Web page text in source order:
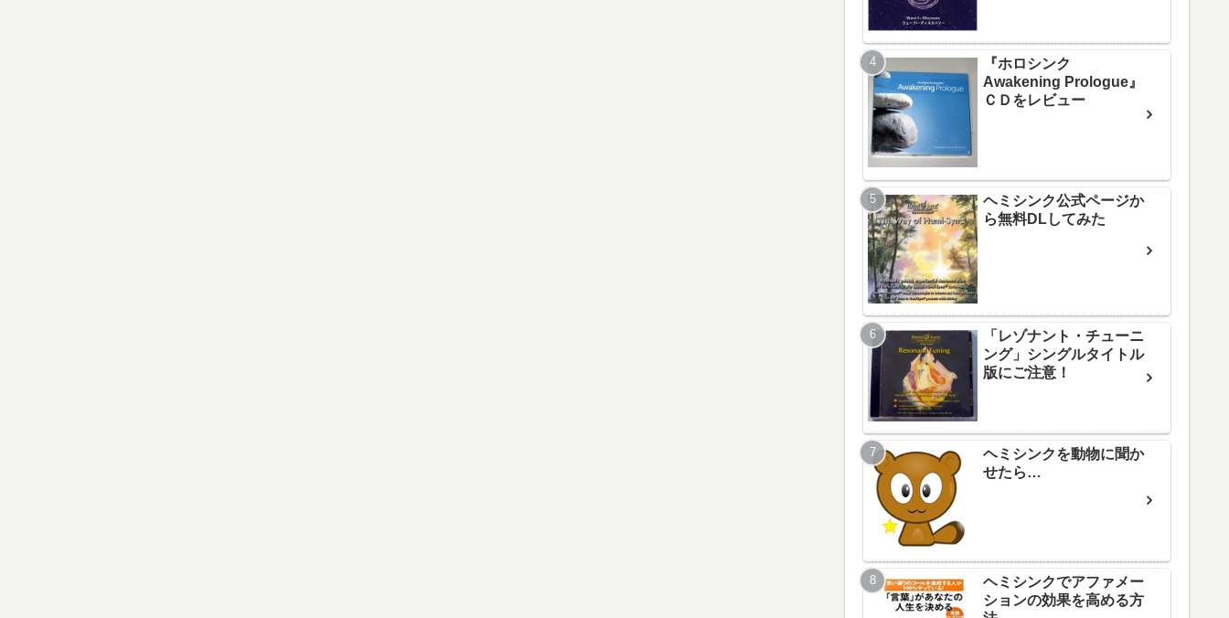
『ホロシンク
Awakening Prologue』
ＣＤをレビュー
ヘミシンク公式ページか
ら無料DLしてみた
「レゾナント・チューニ
ング」シングルタイトル
版にご注意！
ヘミシンクを動物に聞か
せたら…
ヘミシンクでアファメー
ションの効果を高める方